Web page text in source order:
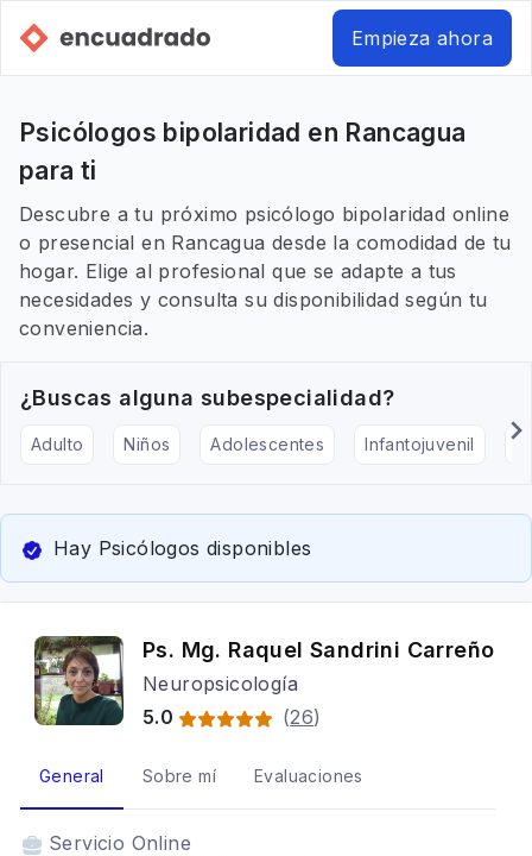
Empieza ahora
Psicólogos bipolaridad en Rancagua
para ti
Descubre a tu próximo psicólogo bipolaridad online
o presencial en Rancagua desde la comodidad de tu
hogar. Elige al profesional que se adapte a tus
necesidades y consulta su disponibilidad según tu
conveniencia.
¿Buscas alguna subespecialidad?
Adulto Niños Adolescentes Infantojuvenil
Hay Psicólogos disponibles
Ps. Mg. Raquel Sandrini Carreño
Neuropsicología
5.0
(26)
General Sobre mí Evaluaciones
Servicio Online